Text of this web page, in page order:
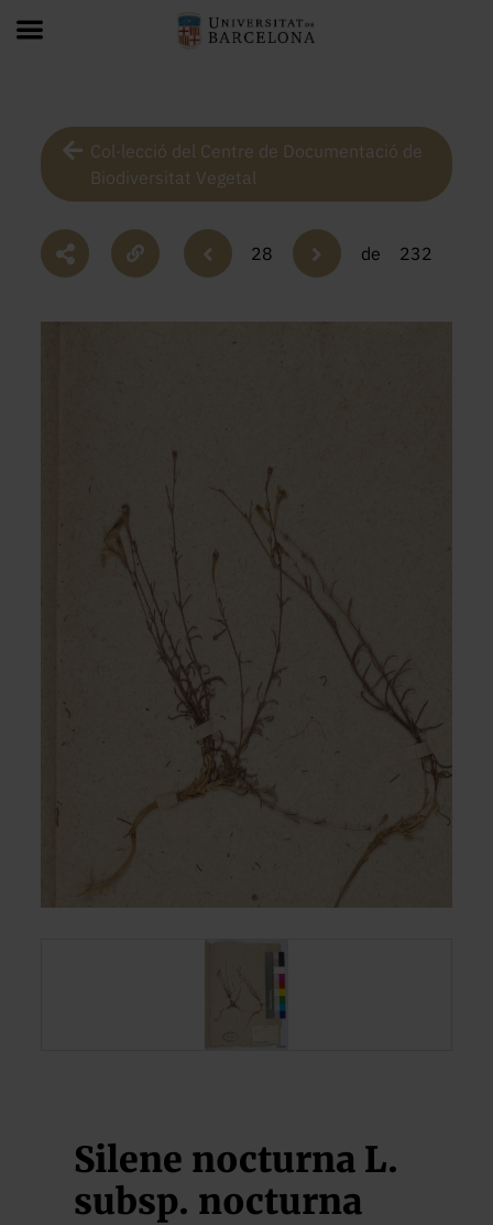
Col·lecció del Centre de Documentació de
Biodiversitat Vegetal
28 de 232
Silene nocturna L.
subsp. nocturna